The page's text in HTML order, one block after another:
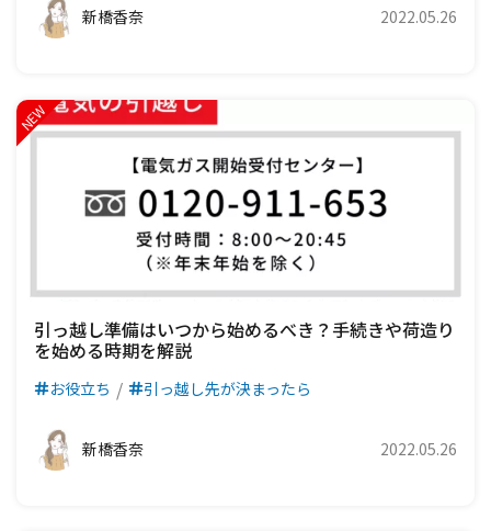
新橋香奈 2022.05.26
引っ越し準備はいつから始めるべき？手続きや荷造り
を始める時期を解説
お役立ち 引っ越し先が決まったら
新橋香奈 2022.05.26